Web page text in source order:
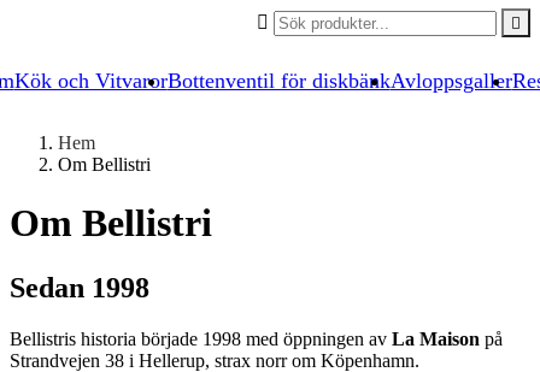
Kök och VitvarorBottenventil för diskbänkAvloppsgaller
 
Hem
Om Bellistri
Om Bellistri
Sedan 1998
Bellistris historia började 1998 med öppningen av La Maison på
Strandvejen 38 i Hellerup, strax norr om Köpenhamn.